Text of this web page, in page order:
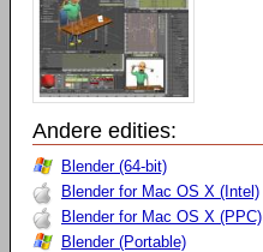
Andere edities:
Blender (64-bit)
Blender for Mac OS X (Intel)
Blender for Mac OS X (PPC)
Blender (Portable)